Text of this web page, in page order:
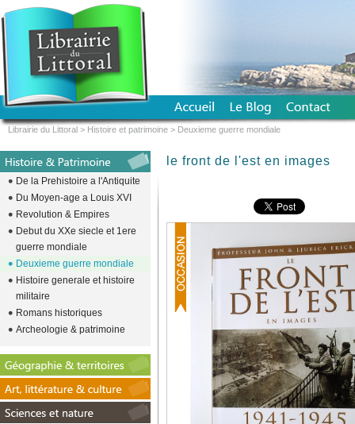
le front de l'est en images
De la Prehistoire a l'Antiquite
Du Moyen-age a Louis XVI
Revolution & Empires
Debut du XXe siecle et 1ere
guerre mondiale
Deuxieme guerre mondiale
Histoire generale et histoire
militaire
Romans historiques
Archeologie & patrimoine
Librairie du Littoral > Histoire et patrimoine > Deuxieme guerre mondiale